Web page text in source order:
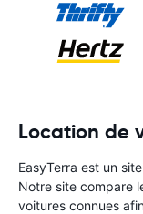
Location de
EasyTerra est un
Notre site compare
voitures connues